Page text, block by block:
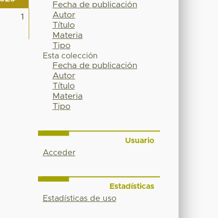
1
Fecha de publicación
Autor
Título
Materia
Tipo
Esta colección
Fecha de publicación
Autor
Título
Materia
Tipo
Usuario
Acceder
Estadísticas
Estadísticas de uso